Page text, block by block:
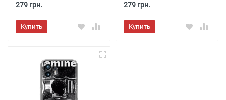
279 грн.
Купить
279 грн.
Купить